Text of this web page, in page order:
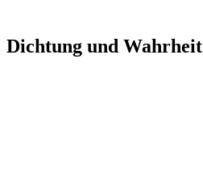
Dichtung und Wahrheit